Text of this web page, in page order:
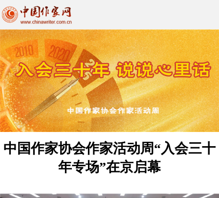
中国作家协会作家活动周“入会三十
年专场”在京启幕